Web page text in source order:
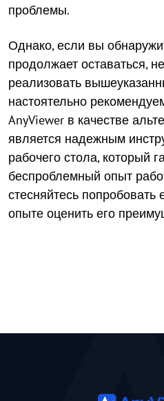
проблемы.
Однако, если вы
продолжает оставаться,
реализовать
настоятельно
AnyViewer в качестве
является надежным
рабочего стола, который
беспроблемный опыт
стесняйтесь попробовать
опыте оценить его